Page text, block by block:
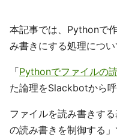
本記事では、Pythonで
み書きにする処理につい
「Pythonでファイルの
た論理をSlackbotから
ファイルを読み書きす
の読み書きを制御する